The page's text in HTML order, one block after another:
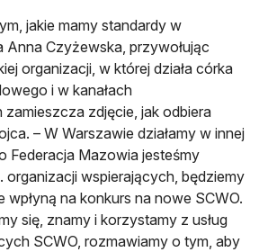
jakie mamy standardy w
Anna Czyżewska, przywołując
organizacji, w której działa córka
i w kanałach
zdjęcie, jak odbiera
– W Warszawie działamy w innej
Federacja Mazowia jesteśmy
organizacji wspierających, będziemy
na konkurs na nowe SCWO.
się, znamy i korzystamy z usług
SCWO, rozmawiamy o tym, aby